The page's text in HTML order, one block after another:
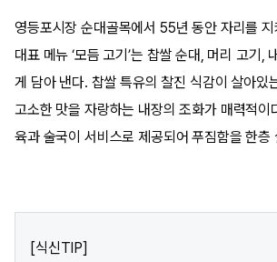
영등포시장 순대골목에서 55년 동안 자리를 지
대표 메뉴 ‘모듬 고기’는 찹쌀 순대, 머리 고기,
게 담아 낸다. 찹쌀 특유의 찰진 식감이 살아있
고소한 맛을 자랑하는 내장의 조화가 매력적이
육과 술국이 서비스로 제공되어 푸짐함을 한층
[식신TIP]